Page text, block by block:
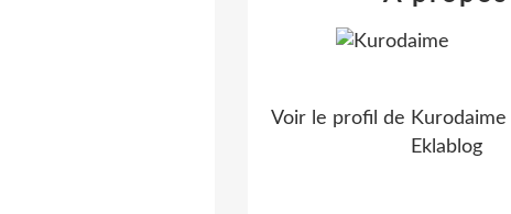
Voir le profil de Kurodaime
Eklablog